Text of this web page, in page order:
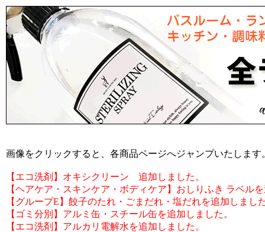
画像をクリックすると、各商品ページへジャンプいたします
【エコ洗剤】オキシクリーン 追加しました。
【ヘアケア・スキンケア・ボディケア】おしりふき ラベル
【グループE】餃子のたれ・ごまだれ・塩だれを追加しまし
【ゴミ分別】アルミ缶・スチール缶を追加しました。
【エコ洗剤】アルカリ電解水を追加しました。